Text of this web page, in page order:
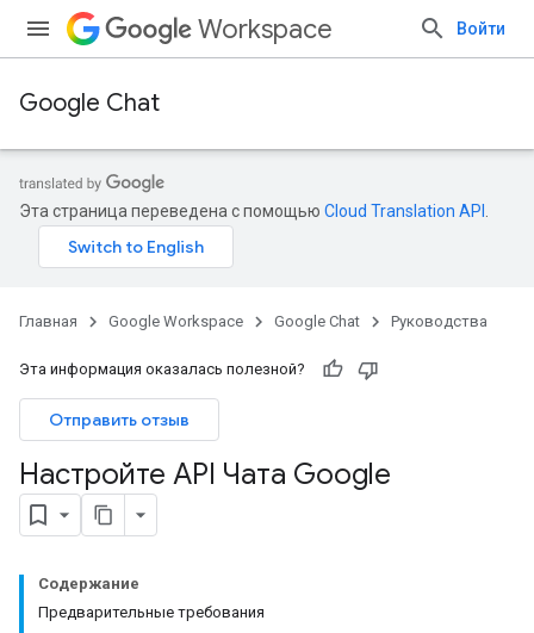
Workspace Войти
Google Chat
Эта страница переведена с помощью Cloud Translation API
Главная Google Workspace Google Chat Руководства
Эта информация оказалась полезной?
Отправить отзыв
Настройте API Чата Google
Содержание
Предварительные требования